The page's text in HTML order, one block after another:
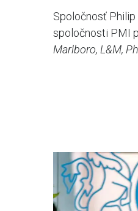
Spoločnosť
spoločnosti PMI
Marlboro, L&M,